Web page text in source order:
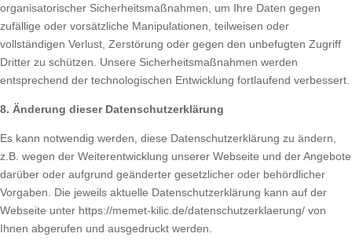
organisatorischer Sicherheitsmaßnahmen, um Ihre Daten gegen
zufällige oder vorsätzliche Manipulationen, teilweisen oder
vollständigen Verlust, Zerstörung oder gegen den unbefugten Zugriff
Dritter zu schützen. Unsere Sicherheitsmaßnahmen werden
entsprechend der technologischen Entwicklung fortlaufend verbessert.
8. Änderung dieser Datenschutzerklärung
Es kann notwendig werden, diese Datenschutzerklärung zu ändern,
z.B. wegen der Weiterentwicklung unserer Webseite und der Angebote
darüber oder aufgrund geänderter gesetzlicher oder behördlicher
Vorgaben. Die jeweils aktuelle Datenschutzerklärung kann auf der
Webseite unter https://memet-kilic.de/datenschutzerklaerung/ von
Ihnen abgerufen und ausgedruckt werden.